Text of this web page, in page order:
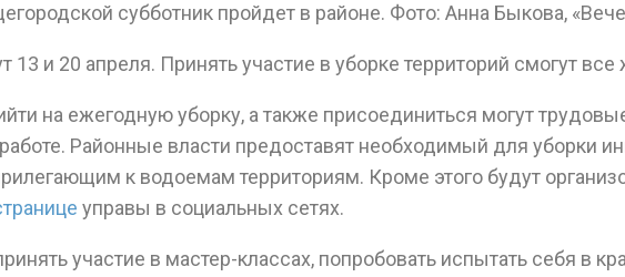
субботник пройдет в районе. Фото: Анна Быкова,
13 и 20 апреля. Принять участие в уборке территорий смогут
на ежегодную уборку, а также присоединиться могут
Районные власти предоставят необходимый для уборки
к водоемам территориям. Кроме этого будут
управы в социальных сетях.
участие в мастер-классах, попробовать испытать себя в